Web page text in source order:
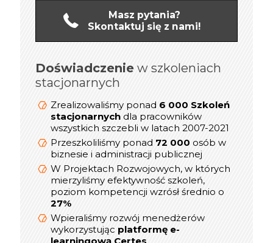
Masz pytania?
Skontaktuj się z nami!
Doświadczenie w szkoleniach
stacjonarnych
Zrealizowaliśmy ponad 6 000 Szkoleń
stacjonarnych dla pracowników
wszystkich szczebli w latach 2007-2021
Przeszkoliliśmy ponad 72 000 osób w
biznesie i administracji publicznej
W Projektach Rozwojowych, w których
mierzyliśmy efektywność szkoleń,
poziom kompetencji wzrósł średnio o
27%
Wpieraliśmy rozwój menedżerów
wykorzystując platformę e-
learningową Certes
Doświadczenie
online
Zrealizowaliśmy ponad
1 200 Szkoleń
online/Webinarów
dla kadry
Menedżerskiej w latach 2019-2021
Przeszkoliliśmy ponad
800
prezesów,
dyrektorów, menedżerów i
kierowników
W Projektach Rozwojowych, w których
mierzyliśmy efektywność szkoleń,
poziom kompetencji wzrósł średnio o
Wpieraliśmy rozwój menedżerów
wykorzystując
platformę e-
learningową Certes